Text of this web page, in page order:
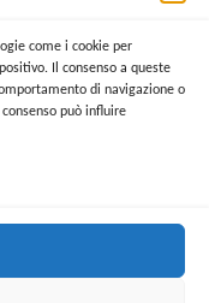
come i cookie per
Il consenso a queste
di navigazione o
può influire